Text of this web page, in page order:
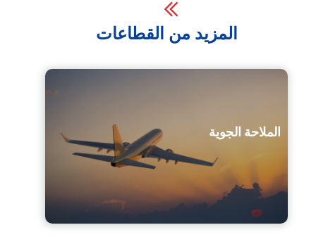
المزيد من القطاعات
الملاحة الجوية